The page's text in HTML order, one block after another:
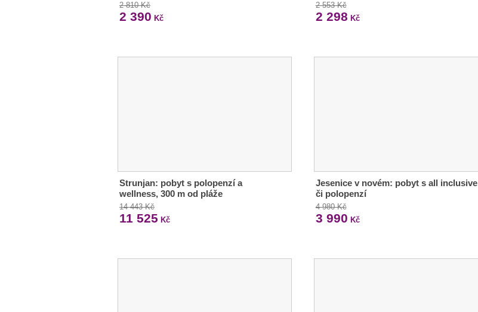
2 810 Kč
2 390 Kč
2 553 Kč
2 298 Kč
Strunjan: pobyt s polopenzí a
wellness, 300 m od pláže
14 443 Kč
11 525 Kč
Jesenice v novém: pobyt s all inclusive
či polopenzí
4 980 Kč
3 990 Kč